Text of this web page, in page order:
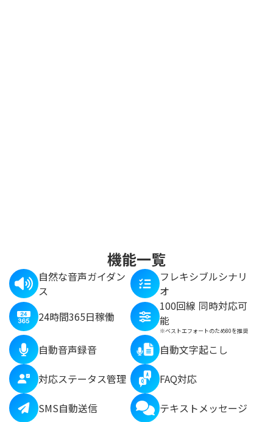
機能一覧
自然な音声ガイダン
ス
フレキシブルシナリ
オ
24時間365日稼働
100回線 同時対応可
能
※ベストエフォートのため80を推奨
自動音声録音
自動文字起こし
対応ステータス管理
FAQ対応
SMS自動送信
テキストメッセージ